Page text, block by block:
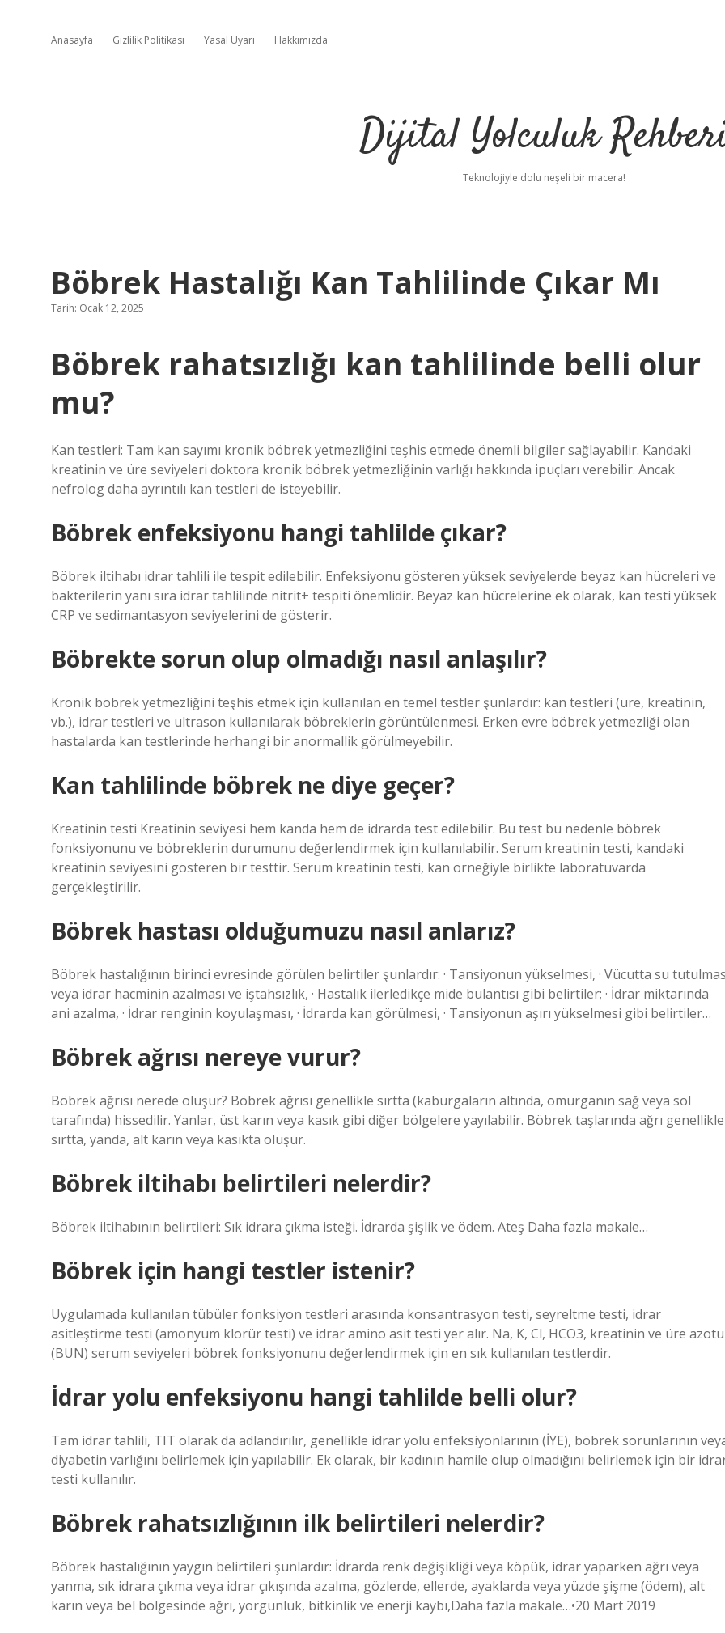
Anasayfa Gizlilik Politikası Yasal Uyarı Hakkımızda
Dijital Yolculuk
Teknolojiyle dolu neşeli bir macera!
Böbrek Hastalığı Kan Tahlilinde Çıkar Mı
Tarih: Ocak 12, 2025
Böbrek rahatsızlığı kan tahlilinde belli olur
mu?
Kan testleri: Tam kan sayımı kronik böbrek yetmezliğini teşhis etmede önemli bilgiler sağlayabilir. Kandaki
kreatinin ve üre seviyeleri doktora kronik böbrek yetmezliğinin varlığı hakkında ipuçları verebilir. Ancak
nefrolog daha ayrıntılı kan testleri de isteyebilir.
Böbrek enfeksiyonu hangi tahlilde çıkar?
Böbrek iltihabı idrar tahlili ile tespit edilebilir. Enfeksiyonu gösteren yüksek seviyelerde beyaz kan hücreleri ve
bakterilerin yanı sıra idrar tahlilinde nitrit+ tespiti önemlidir. Beyaz kan hücrelerine ek olarak, kan testi yüksek
CRP ve sedimantasyon seviyelerini de gösterir.
Böbrekte sorun olup olmadığı nasıl anlaşılır?
Kronik böbrek yetmezliğini teşhis etmek için kullanılan en temel testler şunlardır: kan testleri (üre, kreatinin,
vb.), idrar testleri ve ultrason kullanılarak böbreklerin görüntülenmesi. Erken evre böbrek yetmezliği olan
hastalarda kan testlerinde herhangi bir anormallik görülmeyebilir.
Kan tahlilinde böbrek ne diye geçer?
Kreatinin testi Kreatinin seviyesi hem kanda hem de idrarda test edilebilir. Bu test bu nedenle böbrek
fonksiyonunu ve böbreklerin durumunu değerlendirmek için kullanılabilir. Serum kreatinin testi, kandaki
kreatinin seviyesini gösteren bir testtir. Serum kreatinin testi, kan örneğiyle birlikte laboratuvarda
gerçekleştirilir.
Böbrek hastası olduğumuzu nasıl anlarız?
Böbrek hastalığının birinci evresinde görülen belirtiler şunlardır: · Tansiyonun yükselmesi, · Vücutta su
veya idrar hacminin azalması ve iştahsızlık, · Hastalık ilerledikçe mide bulantısı gibi belirtiler; · İdrar miktarında
ani azalma, · İdrar renginin koyulaşması, · İdrarda kan görülmesi, · Tansiyonun aşırı yükselmesi gibi belirtiler…
Böbrek ağrısı nereye vurur?
Böbrek ağrısı nerede oluşur? Böbrek ağrısı genellikle sırtta (kaburgaların altında, omurganın sağ veya sol
tarafında) hissedilir. Yanlar, üst karın veya kasık gibi diğer bölgelere yayılabilir. Böbrek taşlarında ağrı genellikle
sırtta, yanda, alt karın veya kasıkta oluşur.
Böbrek iltihabı belirtileri nelerdir?
Böbrek iltihabının belirtileri: Sık idrara çıkma isteği. İdrarda şişlik ve ödem. Ateş Daha fazla makale…
Böbrek için hangi testler istenir?
Uygulamada kullanılan tübüler fonksiyon testleri arasında konsantrasyon testi, seyreltme testi, idrar
asitleştirme testi (amonyum klorür testi) ve idrar amino asit testi yer alır. Na, K, Cl, HCO3, kreatinin ve üre azotu
(BUN) serum seviyeleri böbrek fonksiyonunu değerlendirmek için en sık kullanılan testlerdir.
İdrar yolu enfeksiyonu hangi tahlilde belli olur?
Tam idrar tahlili, TIT olarak da adlandırılır, genellikle idrar yolu enfeksiyonlarının (İYE), böbrek sorunlarının
diyabetin varlığını belirlemek için yapılabilir. Ek olarak, bir kadının hamile olup olmadığını belirlemek için bir
testi kullanılır.
Böbrek rahatsızlığının ilk belirtileri nelerdir?
Böbrek hastalığının yaygın belirtileri şunlardır: İdrarda renk değişikliği veya köpük, idrar yaparken ağrı veya
yanma, sık idrara çıkma veya idrar çıkışında azalma, gözlerde, ellerde, ayaklarda veya yüzde şişme (ödem), alt
karın veya bel bölgesinde ağrı, yorgunluk, bitkinlik ve enerji kaybı,Daha fazla makale…•20 Mart 2019